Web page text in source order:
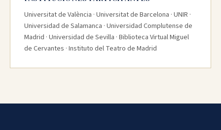
Universitat de València · Universitat de Barcelona · UNIR ·
Universidad de Salamanca · Universidad Complutense de
Madrid · Universidad de Sevilla · Biblioteca Virtual Miguel
de Cervantes · Instituto del Teatro de Madrid